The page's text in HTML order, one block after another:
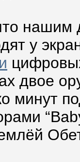
нашим
у
двое
минут